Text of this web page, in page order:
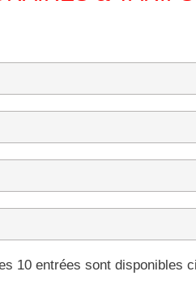
10 entrées sont disponibles